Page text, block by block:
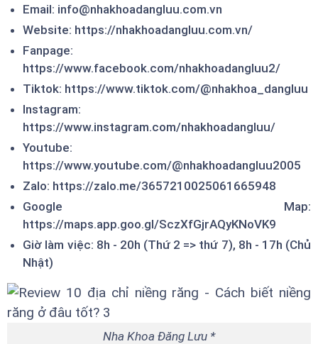
Email: info@nhakhoadangluu.com.vn
Website: https://nhakhoadangluu.com.vn/
Fanpage:
https://www.facebook.com/nhakhoadangluu2/
Tiktok: https://www.tiktok.com/@nhakhoa_dangluu
Instagram:
https://www.instagram.com/nhakhoadangluu/
Youtube:
https://www.youtube.com/@nhakhoadangluu2005
Zalo: https://zalo.me/3657210025061665948
Google Map:
https://maps.app.goo.gl/SczXfGjrAQyKNoVK9
Giờ làm việc: 8h - 20h (Thứ 2 => thứ 7), 8h - 17h (Chủ
Nhật)
Nha Khoa Đăng Lưu *